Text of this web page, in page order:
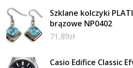
Szklane kolczyki
brązowe NP0402
71,89zł
Casio Edifice Classic